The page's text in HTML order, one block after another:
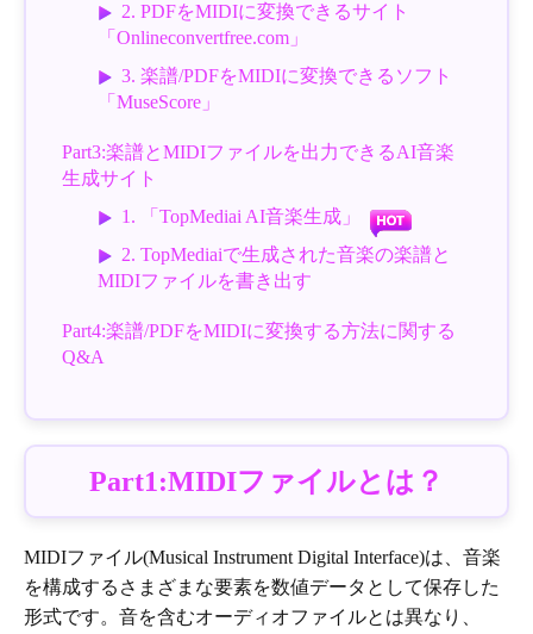
2. PDFをMIDIに変換できるサイト
「Onlineconvertfree.com」
3. 楽譜/PDFをMIDIに変換できるソフト
「MuseScore」
Part3:楽譜とMIDIファイルを出力できるAI音楽
生成サイト
1. 「TopMediai AI音楽生成」
2. TopMediaiで生成された音楽の楽譜と
MIDIファイルを書き出す
Part4:楽譜/PDFをMIDIに変換する方法に関する
Q&A
Part1:MIDIファイルとは？
MIDIファイル(Musical Instrument Digital Interface)は、音楽
を構成するさまざまな要素を数値データとして保存した
形式です。音を含むオーディオファイルとは異なり、